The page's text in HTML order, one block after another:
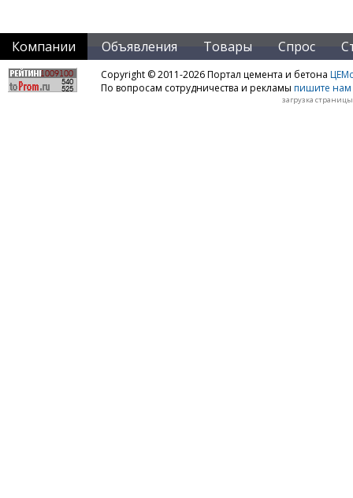
Компании Объявления Товары Спрос
Copyright © 2011-2026 Портал цемента и бетона
По вопросам сотрудничества и рекламы пишите нам
загрузка